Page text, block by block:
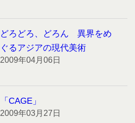
どろどろ、どろん 異界をめ
ぐるアジアの現代美術
2009年04月06日
「CAGE」
2009年03月27日